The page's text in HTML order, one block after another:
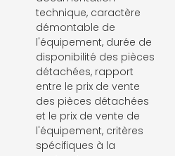
technique, caractère
démontable de
l'équipement, durée de
disponibilité des pièces
détachées, rapport
entre le prix de vente
des pièces détachées
et le prix de vente de
l'équipement, critères
spécifiques à la